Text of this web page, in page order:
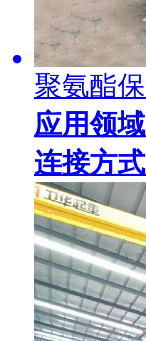
聚氨酯
应用领域
连接方式